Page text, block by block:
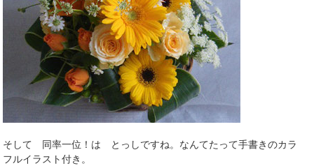
そして 同率一位！は とっしですね。なんてたって手書きのカラ
フルイラスト付き。